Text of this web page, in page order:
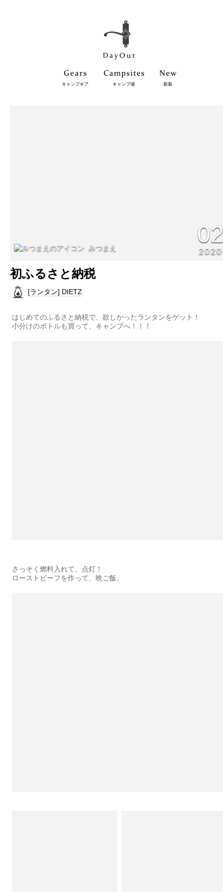
キャンプギア キャンプ場 新着
みつまえ 2020
初ふるさと納税
[ランタン] DIETZ
はじめてのふるさと納税で、欲しかったランタンをゲット！
小分けのボトルも買って、キャンプへ！！！
さっそく燃料入れて、点灯！
ローストビーフを作って、晩ご飯。